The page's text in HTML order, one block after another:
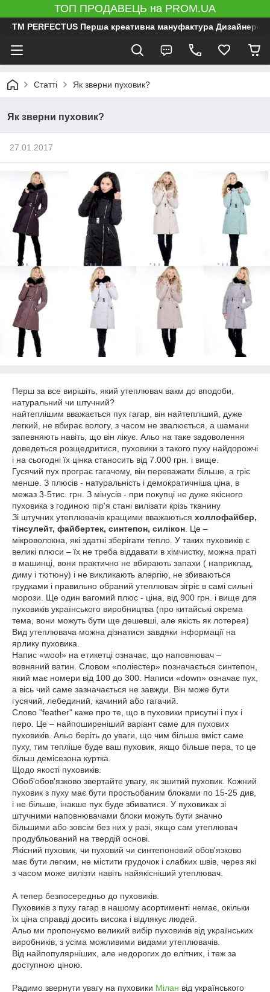
ТОП ПРОДАВЕЦЬ на PROM.UA
ТМ PERFECTUS Перша креативна мануфактура
Статті Як зверни пуховик?
Як зверни пуховик?
27.01.2017
Перш за все вирішіть, який утеплювач вакм до вподоби,
натуральний чи штучний?
найтеплішим вважається пух гагар, він найтепліший, дуже
легкий, не вбирає вологу, з часом не звалюється, а шамани
запевняють навіть, що він лікує. Альо на таке задоволення
доведеться розщедритися, пуховики з такого пуху найдорожчі
і на сьогодні їх цінка станосить від 7.000 грн. і вище.
Гусячий пух програє гагачому, він переважати більше, а гріє
менше. З плюсів - натуральність і демократичніша ціна, в
межаз 3-5тис. грн. З мінусів - при покупці не дуже якісного
пуховика з годиною пір'я стані вилізати крізь тканину
Зі штучних утеплювачів кращими вважаються холлофайбер,
тінсулейт, файбертек, синтепон, силікон . Це –
мікроволокна, які здатні зберігати тепло. У таких пуховиків є
великі плюси – їх не треба віддавати в хімчистку, можна праті
в машинці, вони практично не вбирають запахи ( наприклад,
диму і тютюну) і не викликають алергію, не збиваються
грудками і правильно обраний утеплювач зігріє в самі сильні
морози. Ще один вагомий плюс - ціна, від 900 грн. і вище для
пуховиків українського виробництва (про китайські окрема
тема, вони можуть бути ще дешевші, але якість як лотерея)
Вид утеплювача можна дізнатися завдяки інформації на
ярлику пуховика.
Напис «wool» на етикетці означає, що наповнювач –
вовняний ватин. Словом «поліестер» позначається синтепон,
який має номери від 100 до 300. Написи «down» означає пух,
а вісь чий саме зазначається не завжди. Він може бути
гусячий, лебединий, качиний або гагачий.
Слово "feather" каже про те, що в пуховики присутні і пух і
перо. Це – найпоширеніший варіант саме для пухових
пуховиків. Альо беріть до уваги, що чим більше вміст саме
пуху, тим тепліше буде ваш пуховик, якщо більше пера, то це
більш демісезона куртка.
Щодо якості пуховиків.
Обоб'обов'язково звертайте увагу, як зшитий пуховик. Кожний
пуховик з пуху має бути простьобаним блоками по 15-25 див,
і не більше, інакше пух буде збиватися. У пуховиках зі
штучними наповнювачами блоки можуть бути значно
більшими або зовсім без них у разі, якщо сам утеплювач
продубльований на твердій основі.
Якісний пуховик, чи пуховий чи синтепоновий обов'язково
має бути легким, не містити грудочок і слабких швів, через які
з часом може вилізти навіть найякісніший утеплювач.
А тепер безпосередньо до пуховиків.
Пуховиків з пуху гагар в нашому асортименті немає, окільки
їх ціна справді досить висока і відлякує людей.
Альо ми пропонуємо великий вибір пуховиків від українських
виробників, з усіма можливими видами утеплювачів.
Від найпопулярніших, але недорогих до елітних, і теж за
доступною ціною.
Радимо звернути увагу на пуховики Мілан від українського